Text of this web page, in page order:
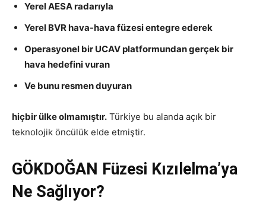
Yerel AESA radarıyla
Yerel BVR hava-hava füzesi entegre ederek
Operasyonel bir UCAV platformundan gerçek bir
hava hedefini vuran
Ve bunu resmen duyuran
hiçbir ülke olmamıştır. Türkiye bu alanda açık bir
teknolojik öncülük elde etmiştir.
GÖKDOĞAN Füzesi Kızılelma’ya
Ne Sağlıyor?